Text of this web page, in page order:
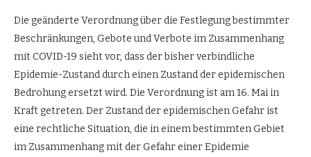
Die geänderte Verordnung über die Festlegung bestimmter
Beschränkungen, Gebote und Verbote im Zusammenhang
mit COVID-19 sieht vor, dass der bisher verbindliche
Epidemie-Zustand durch einen Zustand der epidemischen
Bedrohung ersetzt wird. Die Verordnung ist am 16. Mai in
Kraft getreten. Der Zustand der epidemischen Gefahr ist
eine rechtliche Situation, die in einem bestimmten Gebiet
im Zusammenhang mit der Gefahr einer Epidemie